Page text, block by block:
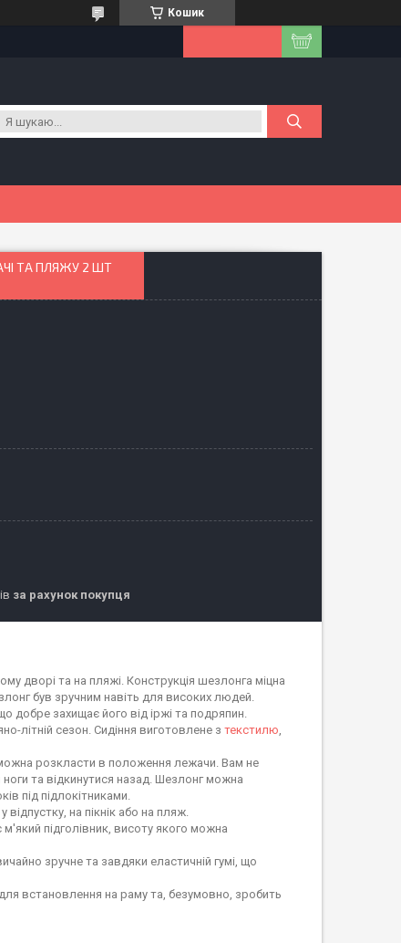
Кошик
ТА ПЛЯЖУ 2 ШТ
за рахунок покупця
дворі та на пляжі. Конструкція шезлонга міцна
був зручним навіть для високих людей.
добре захищає його від іржі та подряпин.
літній сезон. Сидіння виготовлене з текстилю,
розкласти в положення лежачи. Вам не
та відкинутися назад. Шезлонг можна
під підлокітниками.
на пікнік або на пляж.
підголівник, висоту якого можна
зручне та завдяки еластичній гумі, що
встановлення на раму та, безумовно, зробить